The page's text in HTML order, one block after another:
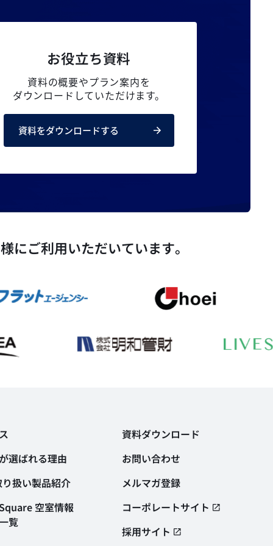
お役立ち資料
資料の概要やプラン案内を
ダウンロードしていただけます。
資料をダウンロードする
にご利用いただいています。
選ばれる理由
扱い製品紹介
空室情報
覧
資料ダウンロード
お問い合わせ
メルマガ登録
コーポレートサイト
採用サイト